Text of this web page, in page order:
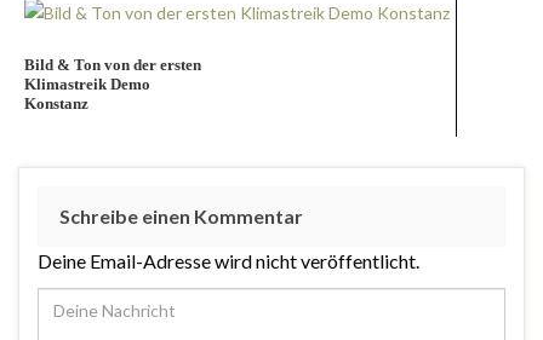
Bild & Ton von der ersten
Klimastreik Demo
Konstanz
Schreibe einen Kommentar
Deine Email-Adresse wird nicht veröffentlicht.